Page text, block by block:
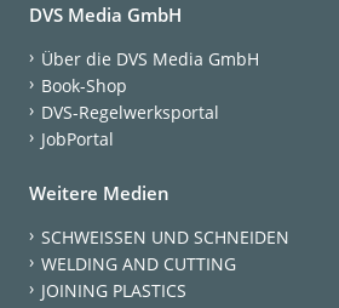
DVS Media GmbH
Über die DVS Media GmbH
Book-Shop
DVS-Regelwerksportal
JobPortal
Weitere Medien
SCHWEISSEN UND SCHNEIDEN
WELDING AND CUTTING
JOINING PLASTICS